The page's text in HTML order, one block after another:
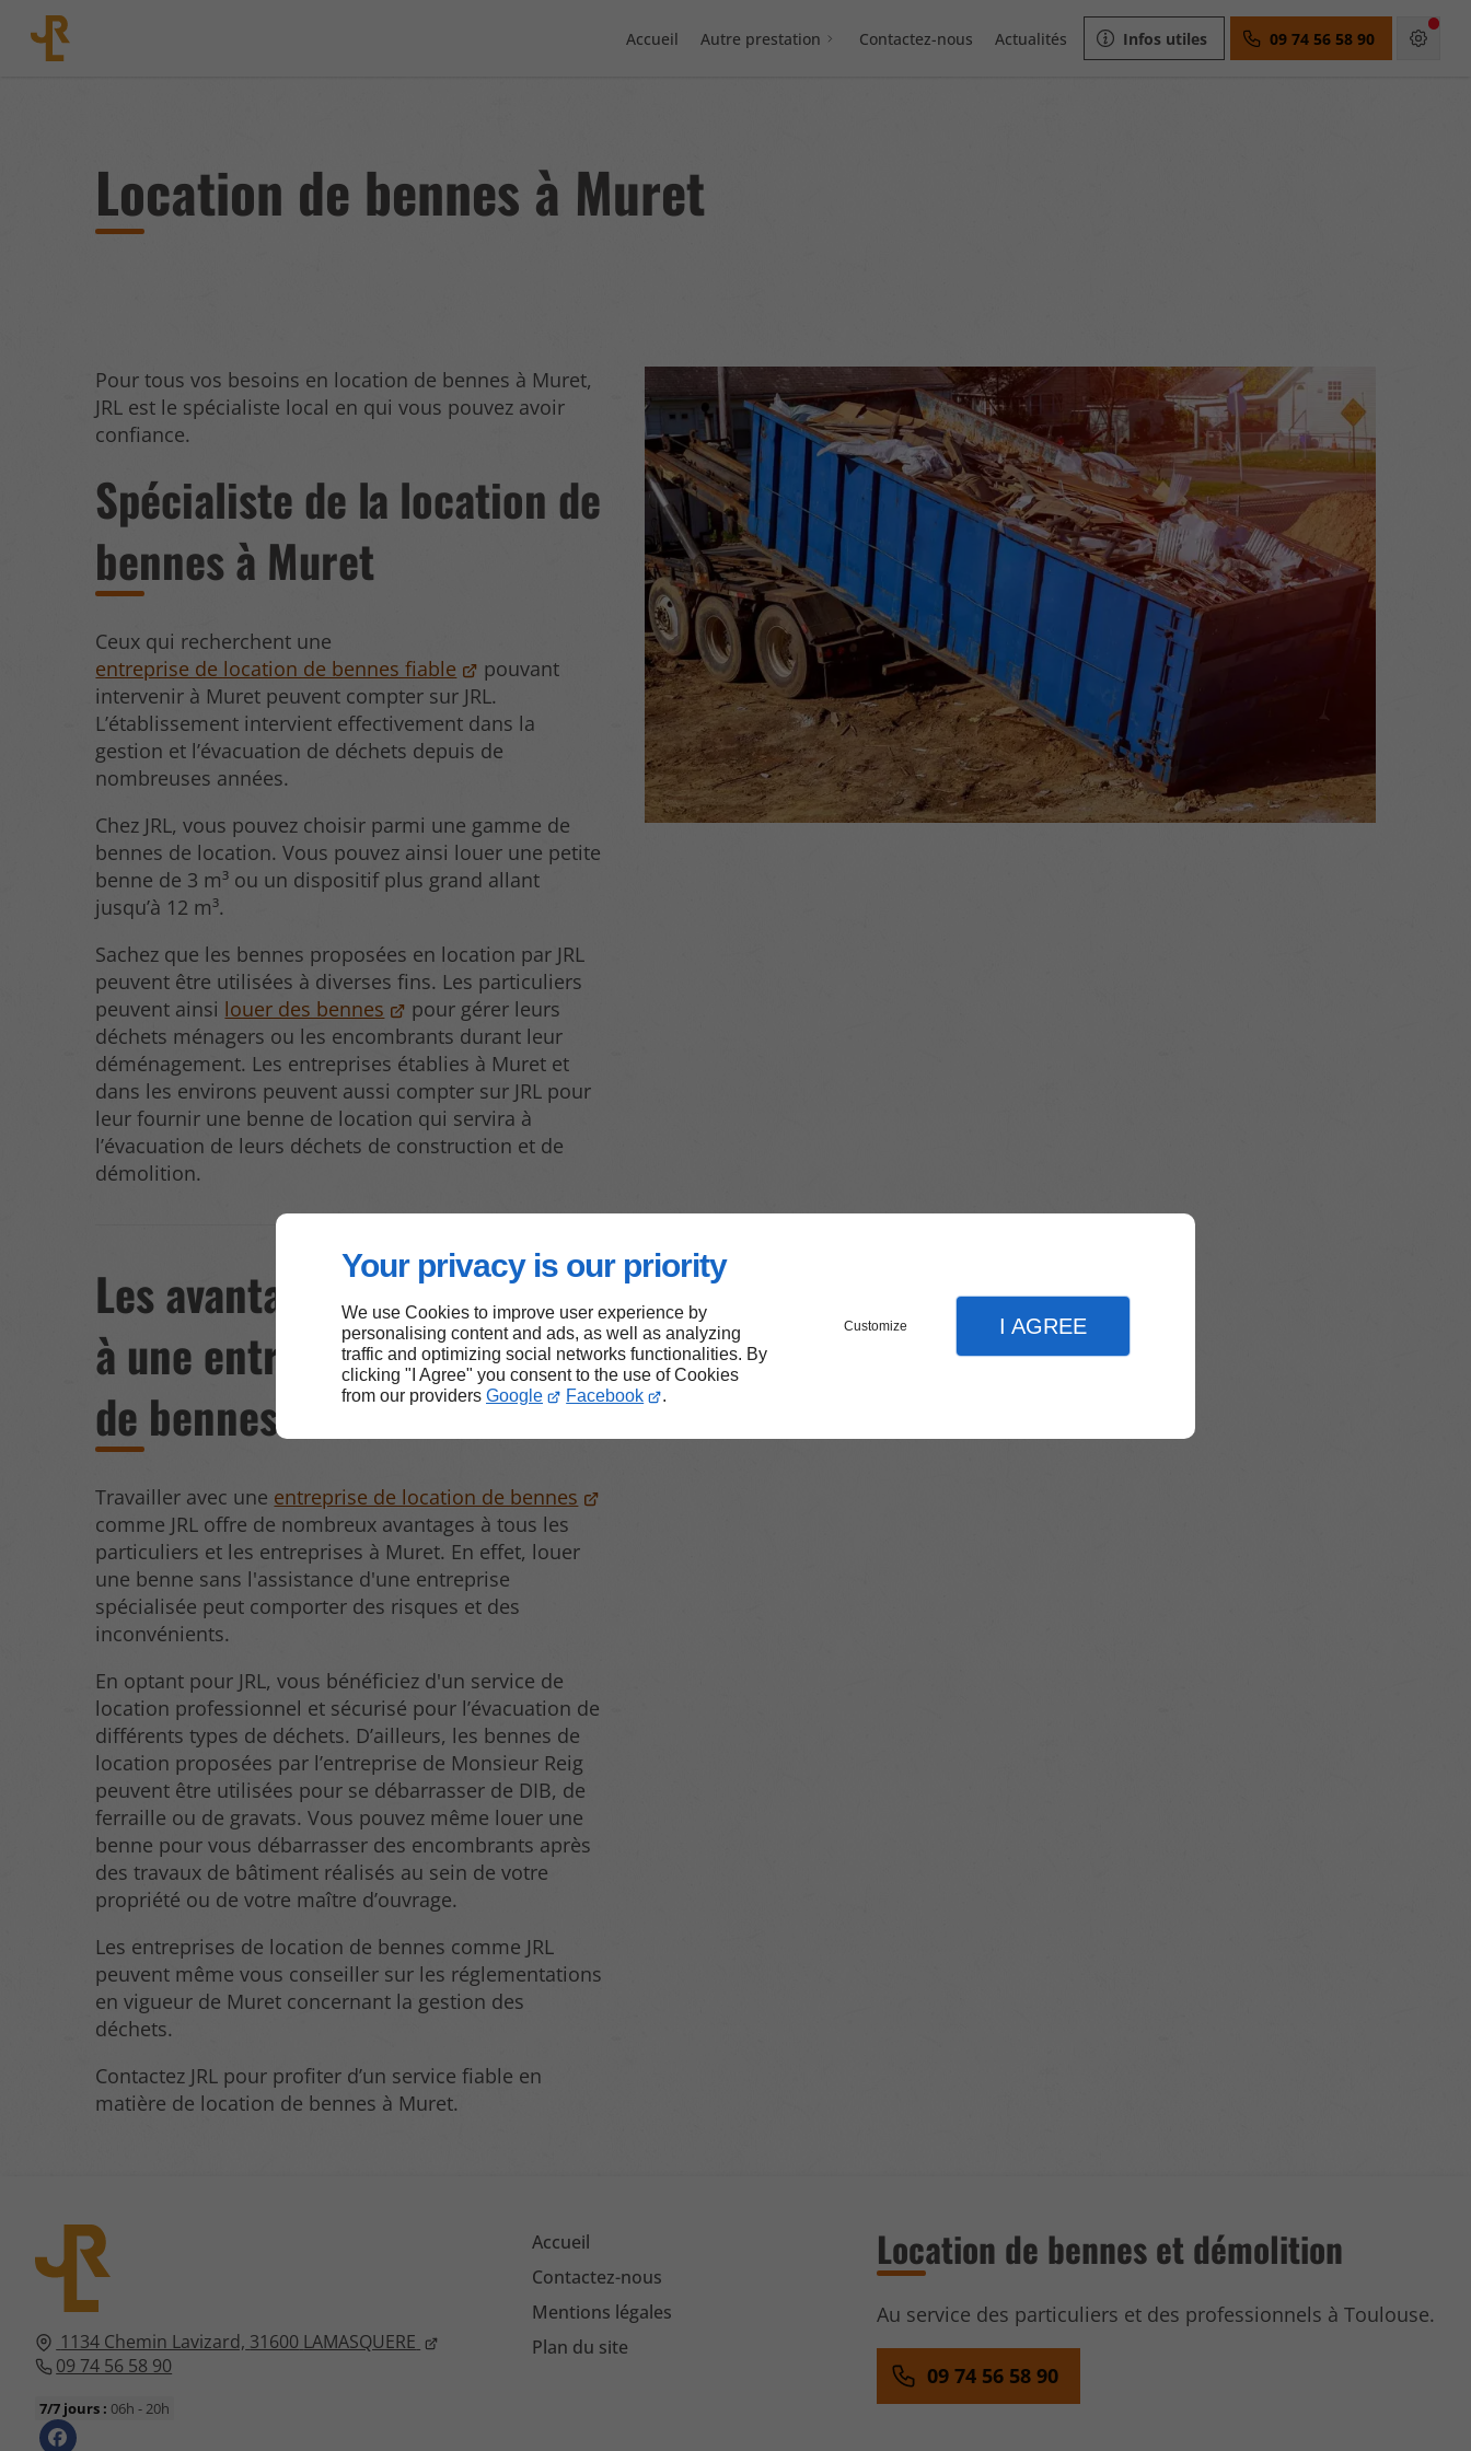
Your privacy is our priority
We use Cookies to improve user experience by
personalising content and ads, as well as analyzing
traffic and optimizing social networks functionalities. By
clicking "I Agree" you consent to the use of Cookies
from our providers Google Facebook .
Customize I AGREE
Accueil Autre prestation Contactez-nous Actualités Infos utiles 09 74 56 58 90
Location de bennes à Muret
Pour tous vos besoins en location de bennes à Muret,
JRL est le spécialiste local en qui vous pouvez avoir
confiance.
Spécialiste de la location de
bennes à Muret
Ceux qui recherchent une
entreprise de location de bennes fiable
pouvant
intervenir à Muret peuvent compter sur JRL.
L’établissement intervient effectivement dans la
gestion et l’évacuation de déchets depuis de
nombreuses années.
Chez JRL, vous pouvez choisir parmi une gamme de
bennes de location. Vous pouvez ainsi louer une petite
benne de 3 m³ ou un dispositif plus grand allant
jusqu’à 12 m³.
Sachez que les bennes proposées en location par JRL
peuvent être utilisées à diverses fins. Les particuliers
peuvent ainsi louer des bennes
pour gérer leurs
déchets ménagers ou les encombrants durant leur
déménagement. Les entreprises établies à Muret et
dans les environs peuvent aussi compter sur JRL pour
leur fournir une benne de location qui servira à
l’évacuation de leurs déchets de construction et de
démolition.
Les avantages de faire appel
à une entreprise de location
de bennes à Muret
Travailler avec une entreprise de location de bennes
comme JRL offre de nombreux avantages à tous les
particuliers et les entreprises à Muret. En effet, louer
une benne sans l'assistance d'une entreprise
spécialisée peut comporter des risques et des
inconvénients.
En optant pour JRL, vous bénéficiez d'un service de
location professionnel et sécurisé pour l’évacuation de
différents types de déchets. D’ailleurs, les bennes de
location proposées par l’entreprise de Monsieur Reig
peuvent être utilisées pour se débarrasser de DIB, de
ferraille ou de gravats. Vous pouvez même louer une
benne pour vous débarrasser des encombrants après
des travaux de bâtiment réalisés au sein de votre
propriété ou de votre maître d’ouvrage.
Les entreprises de location de bennes comme JRL
peuvent même vous conseiller sur les réglementations
en vigueur de Muret concernant la gestion des
déchets.
Contactez JRL pour profiter d’un service fiable en
matière de location de bennes à Muret.
1134 Chemin Lavizard, 31600 LAMASQUERE
09 74 56 58 90
7/7 jours : 06h - 20h
Accueil
Contactez-nous
Mentions légales
Plan du site
Location de bennes et démolition
Au service des particuliers et des professionnels à Toulouse.
09 74 56 58 90